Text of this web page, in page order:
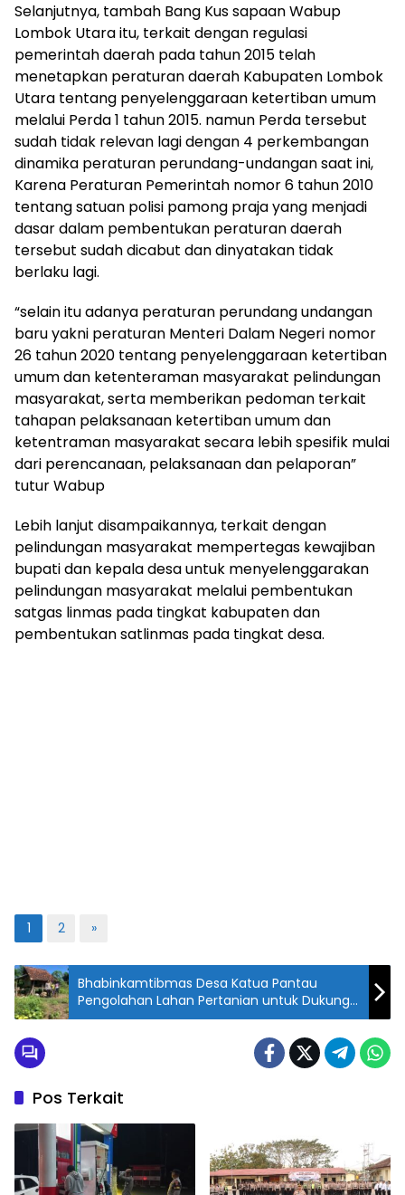
Selanjutnya, tambah Bang Kus sapaan Wabup
Lombok Utara itu, terkait dengan regulasi
pemerintah daerah pada tahun 2015 telah
menetapkan peraturan daerah Kabupaten Lombok
Utara tentang penyelenggaraan ketertiban umum
melalui Perda 1 tahun 2015. namun Perda tersebut
sudah tidak relevan lagi dengan 4 perkembangan
dinamika peraturan perundang-undangan saat ini,
Karena Peraturan Pemerintah nomor 6 tahun 2010
tentang satuan polisi pamong praja yang menjadi
dasar dalam pembentukan peraturan daerah
tersebut sudah dicabut dan dinyatakan tidak
berlaku lagi.
“selain itu adanya peraturan perundang undangan
baru yakni peraturan Menteri Dalam Negeri nomor
26 tahun 2020 tentang penyelenggaraan ketertiban
umum dan ketenteraman masyarakat pelindungan
masyarakat, serta memberikan pedoman terkait
tahapan pelaksanaan ketertiban umum dan
ketentraman masyarakat secara lebih spesifik mulai
dari perencanaan, pelaksanaan dan pelaporan”
tutur Wabup
Lebih lanjut disampaikannya, terkait dengan
pelindungan masyarakat mempertegas kewajiban
bupati dan kepala desa untuk menyelenggarakan
pelindungan masyarakat melalui pembentukan
satgas linmas pada tingkat kabupaten dan
pembentukan satlinmas pada tingkat desa.
1 2 »
Bhabinkamtibmas Desa Katua Pantau
Pengolahan Lahan Pertanian untuk Dukung
Ketahanan Pangan
Pos Terkait